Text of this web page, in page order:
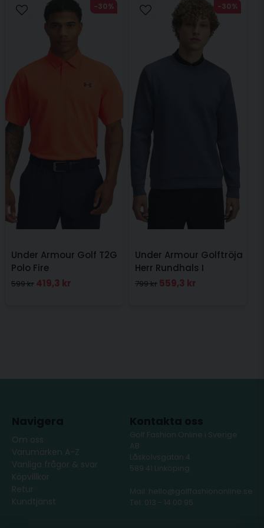
Under Armour Golf T2G
Polo Fire
599 kr 419,3 kr
-30%
Under Armour Golftröja
Herr Rundhals I
Downpour
799 kr 559,3 kr
-30%
Om oss
Varumärken A-Z
Vanliga frågor & svar
Köpvillkor
Retur
Kundtjänst
Golf Fashion Online i Sverige
AB
Låskolvsgatan 4
589 41 Linköping
Mail: hello@golffashiononline.se
Tel: 013 - 14 00 95